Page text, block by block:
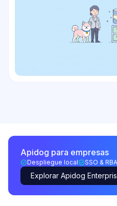
Apidog para empresas
Despliegue local SSO &
Explorar Apidog